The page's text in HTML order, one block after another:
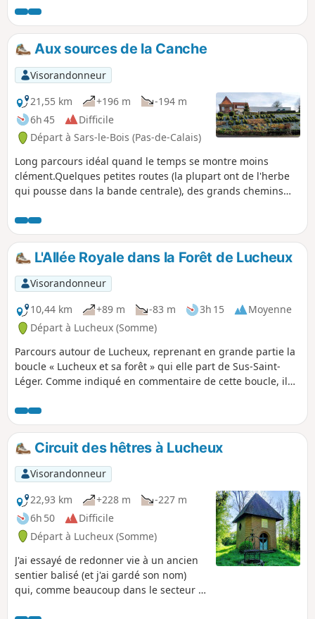
d'Avesnes-le-Comte par les Voyettes.
Aux sources de la Canche
Visorandonneur
21,55 km
+196 m
-194 m
6h 45
Difficile
Départ à Sars-le-Bois (Pas-de-Calais)
Long parcours idéal quand le temps se montre moins
clément.Quelques petites routes (la plupart ont de l'herbe
qui pousse dans la bande centrale), des grands chemins
vers Le Cauroy.
L'Allée Royale dans la Forêt de Lucheux
Visorandonneur
10,44 km
+89 m -83 m 3h 15
Moyenne
Départ à Lucheux (Somme)
Parcours autour de Lucheux, reprenant en grande partie la
boucle « Lucheux et sa forêt » qui elle part de Sus-Saint-
Léger. Comme indiqué en commentaire de cette boucle, il
partie GR®124 dans la forêt étant en très mauvais état. Il
est toutefois assez facile de passer à l’écart des parties
impraticables, voire d'éviter ce passage.
Circuit des hêtres à Lucheux
Visorandonneur
22,93 km
+228 m
-227 m
6h 50
Difficile
Départ à Lucheux (Somme)
J'ai essayé de redonner vie à un ancien
sentier balisé (et j'ai gardé son nom)
qui, comme beaucoup dans le secteur a